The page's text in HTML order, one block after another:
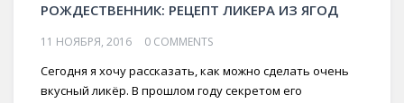
РОЖДЕСТВЕННИК: РЕЦЕПТ ЛИКЕРА ИЗ ЯГОД
11 НОЯБРЯ, 2016 0 COMMENTS
Сегодня я хочу рассказать, как можно сделать очень
вкусный ликёр. В прошлом году секретом его